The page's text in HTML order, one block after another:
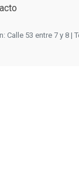
53 entre 7 y 8 |